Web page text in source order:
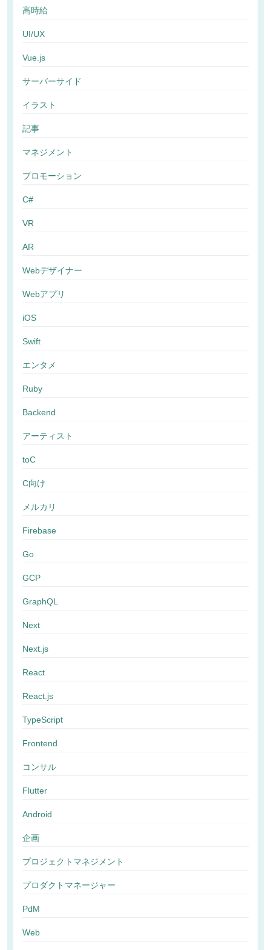
高時給
UI/UX
Vue.js
サーバーサイド
イラスト
記事
マネジメント
プロモーション
C#
VR
AR
Webデザイナー
Webアプリ
iOS
Swift
エンタメ
Ruby
Backend
アーティスト
toC
C向け
メルカリ
Firebase
Go
GCP
GraphQL
Next
Next.js
React
React.js
TypeScript
Frontend
コンサル
Flutter
Android
企画
プロジェクトマネジメント
プロダクトマネージャー
PdM
Web